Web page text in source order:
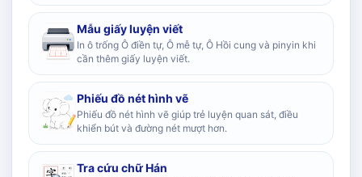
Mẫu giấy luyện viết
In ô trống Ô điền tự, Ô mễ tự, Ô Hồi cung và pinyin khi
cần thêm giấy luyện viết.
Phiếu đồ nét hình vẽ
Phiếu đồ nét hình vẽ giúp trẻ luyện quan sát, điều
khiển bút và đường nét mượt hơn.
Tra cứu chữ Hán